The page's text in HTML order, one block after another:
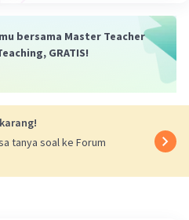
bersama Master Teacher
GRATIS!
tanya soal ke Forum